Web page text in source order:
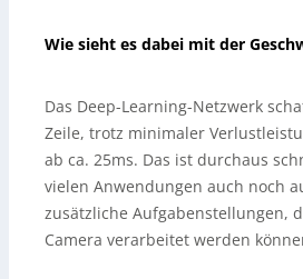
Wie sieht es dabei mit der
Das Deep-Learning-Netzwerk
Zeile, trotz minimaler
ab ca. 25ms. Das ist durchaus
vielen Anwendungen auch noch
zusätzliche Aufgabenstellungen,
Camera verarbeitet werden